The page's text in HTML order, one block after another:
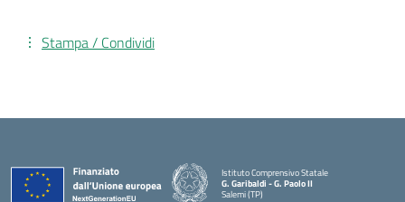
Stampa / Condividi
Istituto Comprensivo Statale
G. Garibaldi - G. Paolo II
Salemi (TP)